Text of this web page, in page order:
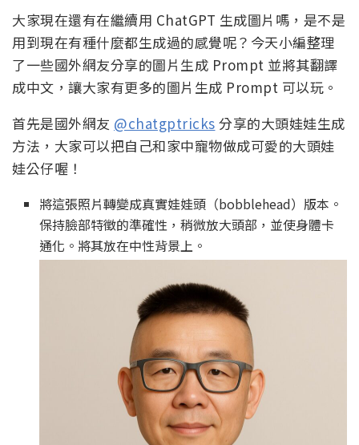
大家現在還有在繼續用 ChatGPT 生成圖片嗎，是不是
用到現在有種什麼都生成過的感覺呢？今天小編整理
了一些國外網友分享的圖片生成 Prompt 並將其翻譯
成中文，讓大家有更多的圖片生成 Prompt 可以玩。
首先是國外網友 @chatgptricks 分享的大頭娃娃生成
方法，大家可以把自己和家中寵物做成可愛的大頭娃
娃公仔喔！
將這張照片轉變成真實娃娃頭（bobblehead）版本。
保持臉部特徵的準確性，稍微放大頭部，並使身體卡
通化。將其放在中性背景上。